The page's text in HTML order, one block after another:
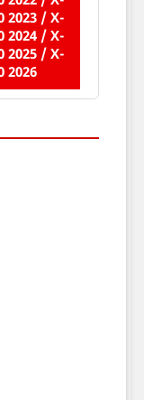
2023 / X-
2024 / X-
2025 / X-
2026